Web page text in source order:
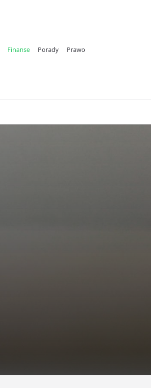
Finanse Porady Prawo